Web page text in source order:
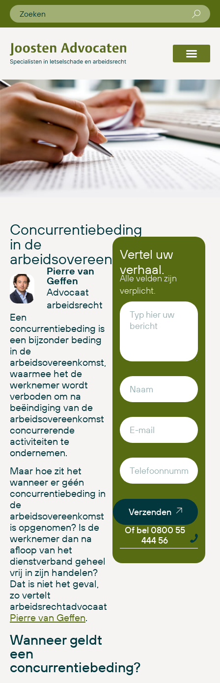
Concurrentiebeding
in de
arbeidsovereenkomst
Pierre van
Geffen
Advocaat
arbeidsrecht
Een
concurrentiebeding is
een bijzonder beding
in de
arbeidsovereenkomst,
waarmee het de
werknemer wordt
verboden om na
beëindiging van de
arbeidsovereenkomst
concurrerende
activiteiten te
ondernemen.
Maar hoe zit het
wanneer er géén
concurrentiebeding in
de
arbeidsovereenkomst
is opgenomen? Is de
werknemer dan na
afloop van het
dienstverband geheel
vrij in zijn handelen?
Dat is niet het geval,
zo vertelt
arbeidsrechtadvocaat
Pierre van Geffen.
Wanneer geldt
een
concurrentiebeding?
Vertel uw
verhaal.
Alle velden zijn
verplicht.
Verzenden
Of bel 0800 55
444 56